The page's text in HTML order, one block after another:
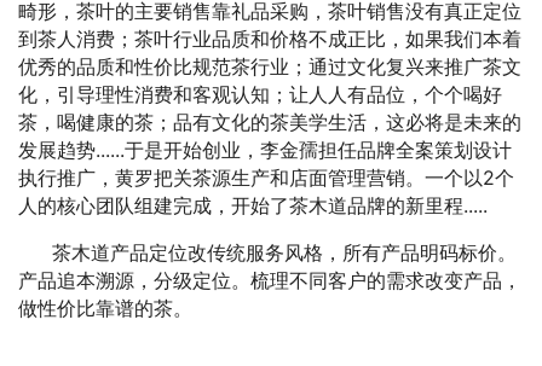
畸形，茶叶的主要销售靠礼品采购，茶叶销售没有真正定位
到茶人消费；茶叶行业品质和价格不成正比，如果我们本着
优秀的品质和性价比规范茶行业；通过文化复兴来推广茶文
化，引导理性消费和客观认知；让人人有品位，个个喝好
茶，喝健康的茶；品有文化的茶美学生活，这必将是未来的
发展趋势......于是开始创业，李金孺担任品牌全案策划设计
执行推广，黄罗把关茶源生产和店面管理营销。一个以2个
人的核心团队组建完成，开始了茶木道品牌的新里程.....
茶木道产品定位改传统服务风格，所有产品明码标价。
产品追本溯源，分级定位。梳理不同客户的需求改变产品，
做性价比靠谱的茶。